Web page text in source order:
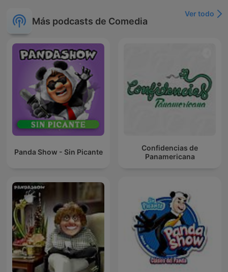
Más podcasts de Comedia
Ver todo
Panda Show - Sin Picante
Confidencias de
Panamericana